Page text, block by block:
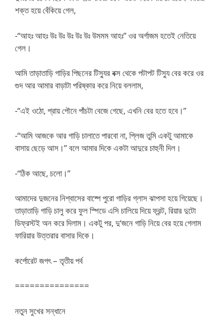
শক্ত হয়ে বেঁকিয়ে গেল,
-“আহঃ আহঃ উঃ উঃ উঃ উঃ উঃ উমমম আহঃ” ওর অর্গাজম হতেই নেতিয়ে
গেল।
আমি তাড়াতাড়ি গাড়ির পিছনের টিস্যুর বক্স থেকে পটাপট টিস্যু বের করে ওর
গুদ আর আমার বাড়াটা পরিষ্কার করে নিয়ে বললাম,
-“এই ওঠো, প্রায় পৌনে পাঁচটা বেজে গেছে, এখনি বের হতে হবে।”
-“আমি আজকে আর গাড়ি চালাতে পারবো না, প্লিজ তুমি একটু আমাকে
বাসায় ছেড়ে আস।” বলে আমার দিকে একটা আদুরে চাহুনী দিল।
-“ঠিক আছে, চলো।”
আমাদের দুজনের নিশ্বাসের বাষ্পে পুরো গাড়ির গ্লাস ঝাপসা হয়ে গিয়েছে।
তাড়াতাড়ি গাড়ি চালু করে ফুল স্পিডে এসি চালিয়ে দিয়ে ফ্রন্ট, রিয়ার দুটো
ডিফ্রস্টই অন করে দিলাম। একটু পর, দু‘জনে গাড়ি নিয়ে বের হয়ে গেলাম
ফারিয়ার উত্তরার বাসার দিকে।
কর্পোরেট জগৎ – তৃতীয় পর্ব
===============
নতুন সুখের সন্ধানে